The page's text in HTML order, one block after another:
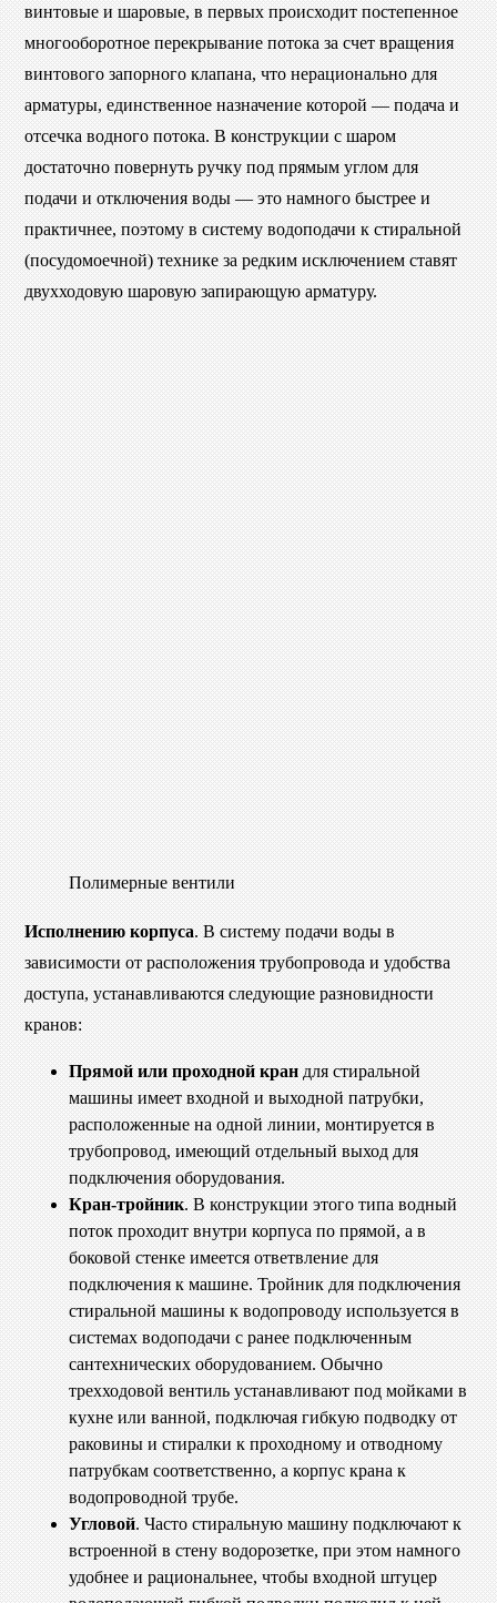
винтовые и шаровые, в первых происходит постепенное
многооборотное перекрывание потока за счет вращения
винтового запорного клапана, что нерационально для
арматуры, единственное назначение которой — подача и
отсечка водного потока. В конструкции с шаром
достаточно повернуть ручку под прямым углом для
подачи и отключения воды — это намного быстрее и
практичнее, поэтому в систему водоподачи к стиральной
(посудомоечной) технике за редким исключением ставят
двухходовую шаровую запирающую арматуру.
Полимерные вентили
Исполнению корпуса. В систему подачи воды в
зависимости от расположения трубопровода и удобства
доступа, устанавливаются следующие разновидности
кранов:
Прямой или проходной кран для стиральной
машины имеет входной и выходной патрубки,
расположенные на одной линии, монтируется в
трубопровод, имеющий отдельный выход для
подключения оборудования.
Кран-тройник. В конструкции этого типа водный
поток проходит внутри корпуса по прямой, а в
боковой стенке имеется ответвление для
подключения к машине. Тройник для подключения
стиральной машины к водопроводу используется в
системах водоподачи с ранее подключенным
сантехнических оборудованием. Обычно
трехходовой вентиль устанавливают под мойками в
кухне или ванной, подключая гибкую подводку от
раковины и стиралки к проходному и отводному
патрубкам соответственно, а корпус крана к
водопроводной трубе.
Угловой. Часто стиральную машину подключают к
встроенной в стену водорозетке, при этом намного
удобнее и рациональнее, чтобы входной штуцер